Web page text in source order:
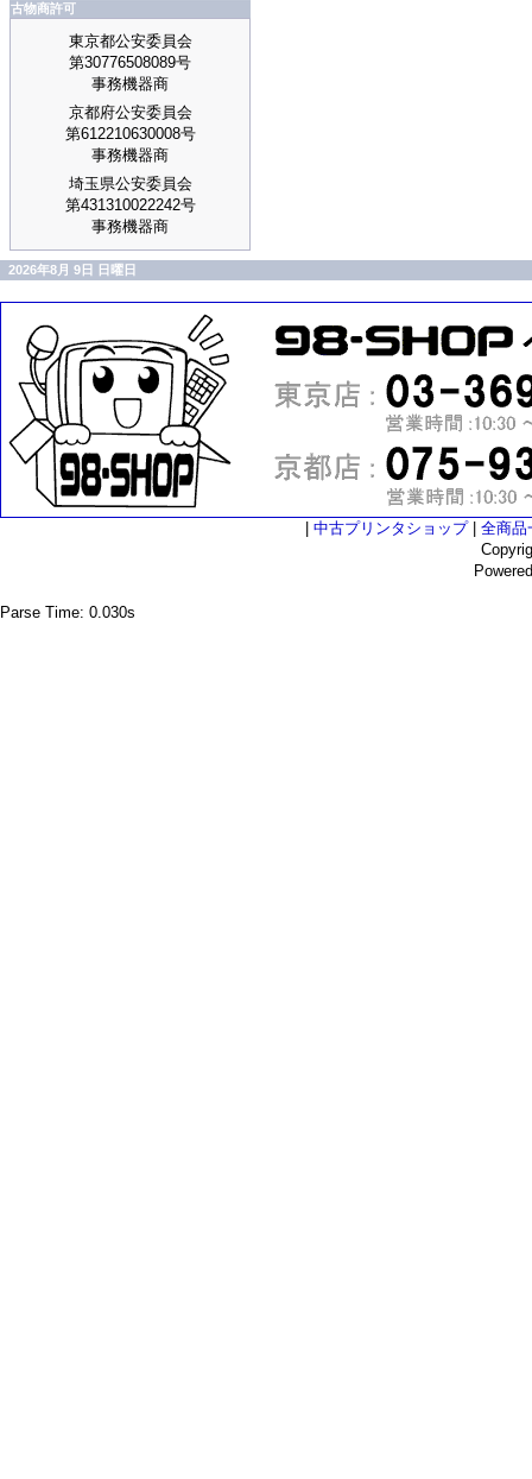
古物商許可
東京都公安委員会
第30776508089号
事務機器商
京都府公安委員会
第612210630008号
事務機器商
埼玉県公安委員会
第431310022242号
事務機器商
2026年8月 9日 日曜日
中古プリンタショップ| 全商品
Parse Time: 0.030s